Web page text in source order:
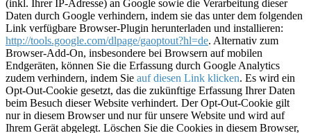
(inkl. Ihrer IP-Adresse) an Google sowie die Verarbeitung dieser
Daten durch Google verhindern, indem sie das unter dem folgenden
Link verfügbare Browser-Plugin herunterladen und installieren:
http://tools.google.com/dlpage/gaoptout?hl=de. Alternativ zum
Browser-Add-On, insbesondere bei Browsern auf mobilen
Endgeräten, können Sie die Erfassung durch Google Analytics
zudem verhindern, indem Sie auf diesen Link klicken. Es wird ein
Opt-Out-Cookie gesetzt, das die zukünftige Erfassung Ihrer Daten
beim Besuch dieser Website verhindert. Der Opt-Out-Cookie gilt
nur in diesem Browser und nur für unsere Website und wird auf
Ihrem Gerät abgelegt. Löschen Sie die Cookies in diesem Browser,